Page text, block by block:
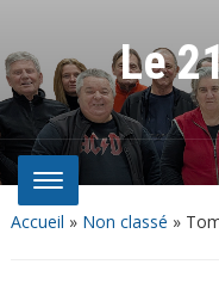
Le
Accueil » Non classé »